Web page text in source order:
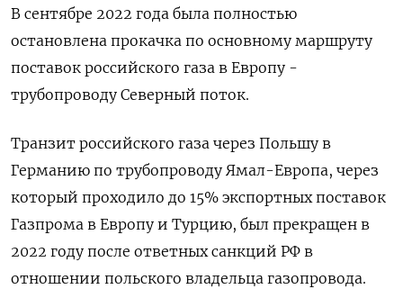
В сентябре 2022 года была полностью
остановлена прокачка по основному маршруту
поставок российского газа в Европу -
трубопроводу Северный поток.
Транзит российского газа через Польшу в
Германию по трубопроводу Ямал-Европа, через
который проходило до 15% экспортных поставок
Газпрома в Европу и Турцию, был прекращен в
2022 году после ответных санкций РФ в
отношении польского владельца газопровода.